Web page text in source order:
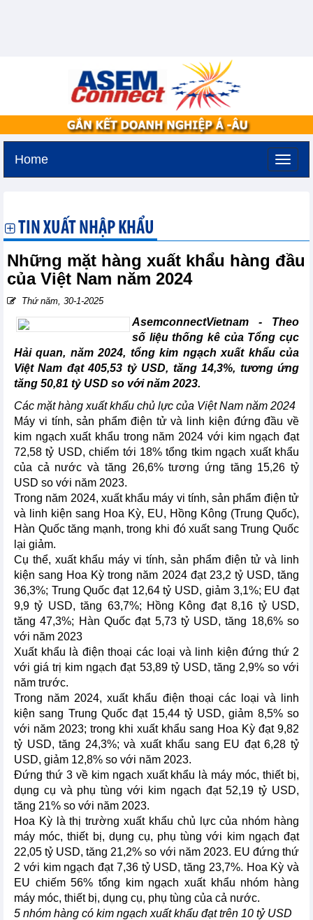
Home
TIN XUẤT NHẬP KHẨU
Những mặt hàng xuất khẩu hàng đầu
của Việt Nam năm 2024
Thứ năm, 30-1-2025
AsemconnectVietnam - Theo
số liệu thống kê của Tổng cục
Hải quan, năm 2024, tổng kim ngạch xuất khẩu của
Việt Nam đạt 405,53 tỷ USD, tăng 14,3%, tương ứng
tăng 50,81 tỷ USD so với năm 2023.
Các mặt hàng xuất khẩu chủ lực của Việt Nam năm 2024
Máy vi tính, sản phẩm điện tử và linh kiện đứng đầu về
kim ngạch xuất khẩu trong năm 2024 với kim ngạch đạt
72,58 tỷ USD, chiếm tới 18% tổng tkim ngạch xuất khẩu
của cả nước và tăng 26,6% tương ứng tăng 15,26 tỷ
USD so với năm 2023.
Trong năm 2024, xuất khẩu máy vi tính, sản phẩm điện tử
và linh kiện sang Hoa Kỳ, EU, Hồng Kông (Trung Quốc),
Hàn Quốc tăng mạnh, trong khi đó xuất sang Trung Quốc
lại giảm.
Cụ thể, xuất khẩu máy vi tính, sản phẩm điện tử và linh
kiện sang Hoa Kỳ trong năm 2024 đạt 23,2 tỷ USD, tăng
36,3%; Trung Quốc đạt 12,64 tỷ USD, giảm 3,1%; EU đạt
9,9 tỷ USD, tăng 63,7%; Hồng Kông đạt 8,16 tỷ USD,
tăng 47,3%; Hàn Quốc đạt 5,73 tỷ USD, tăng 18,6% so
với năm 2023
Xuất khẩu là điện thoại các loại và linh kiện đứng thứ 2
với giá trị kim ngạch đạt 53,89 tỷ USD, tăng 2,9% so với
năm trước.
Trong năm 2024, xuất khẩu điện thoại các loại và linh
kiện sang Trung Quốc đạt 15,44 tỷ USD, giảm 8,5% so
với năm 2023; trong khi xuất khẩu sang Hoa Kỳ đạt 9,82
tỷ USD, tăng 24,3%; và xuất khẩu sang EU đạt 6,28 tỷ
USD, giảm 12,8% so với năm 2023.
Đứng thứ 3 về kim ngạch xuất khẩu là máy móc, thiết bị,
dụng cụ và phụ tùng với kim ngạch đạt 52,19 tỷ USD,
tăng 21% so với năm 2023.
Hoa Kỳ là thị trường xuất khẩu chủ lực của nhóm hàng
máy móc, thiết bị, dụng cụ, phụ tùng với kim ngạch đạt
22,05 tỷ USD, tăng 21,2% so với năm 2023. EU đứng thứ
2 với kim ngạch đạt 7,36 tỷ USD, tăng 23,7%. Hoa Kỳ và
EU chiếm 56% tổng kim ngạch xuất khẩu nhóm hàng
máy móc, thiết bị, dụng cụ, phụ tùng của cả nước.
5 nhóm hàng có kim ngạch xuất khẩu đạt trên 10 tỷ USD